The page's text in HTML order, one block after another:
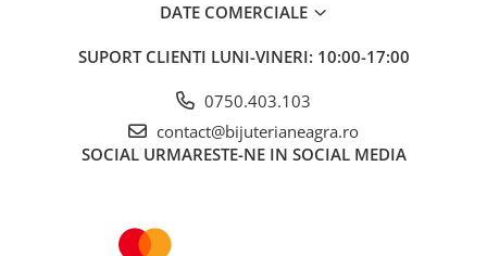
DATE COMERCIALE
SUPORT CLIENTI LUNI-VINERI: 10:00-17:00
0750.403.103
contact@bijuterianeagra.ro
SOCIAL URMARESTE-NE IN SOCIAL MEDIA